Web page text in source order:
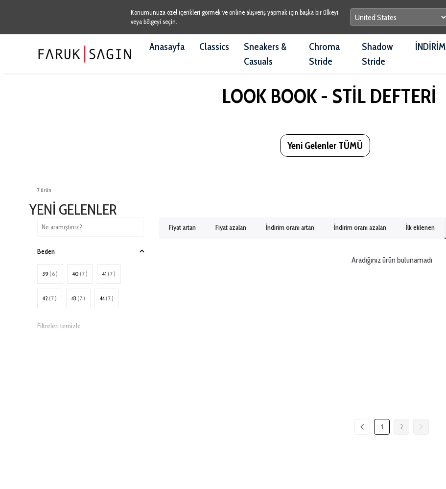
Konumunuza özel içerikleri görmek ve online alışveriş yapmak için başka bir ülkeyi
veya bölgeyi seçin.
Anasayfa Classics
Sneakers &
Casuals
Chroma
Stride
Shadow
Stride
İNDİRİM
LOOK BOOK - STİL DEFTERİ
Yeni Gelenler TÜMÜ
7 ürün
YENİ GELENLER
Fiyat artan Fiyat azalan İndirim oranı artan İndirim oranı azalan İlk eklenen
Beden
39 ( 6 ) 40 ( 7 ) 41 ( 7 )
42 ( 7 ) 43 ( 7 ) 44 ( 7 )
Filtreleri temizle
Aradığınız ürün bulunamadı
1 2